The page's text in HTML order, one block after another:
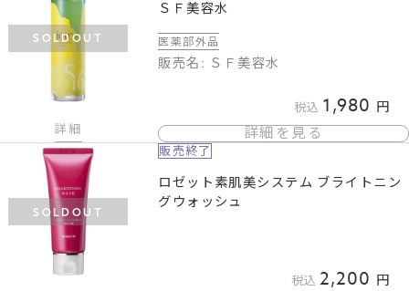
SOLDOUT
詳細
ＳＦ美容水
医薬部外品
販売名: ＳＦ美容水
税込 1,980
詳細を見る
SOLDOUT
販売終了
ロゼット素肌美システム ブライトニン
グウォッシュ
税込 2,200